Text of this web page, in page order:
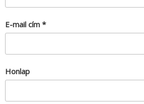
E-mail cím *
Honlap